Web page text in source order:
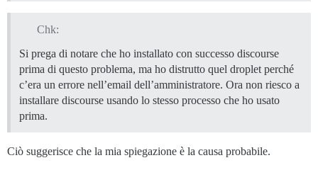
Chk:
Si prega di notare che ho installato con successo discourse
prima di questo problema, ma ho distrutto quel droplet perché
c’era un errore nell’email dell’amministratore. Ora non riesco a
installare discourse usando lo stesso processo che ho usato
prima.
Ciò suggerisce che la mia spiegazione è la causa probabile.